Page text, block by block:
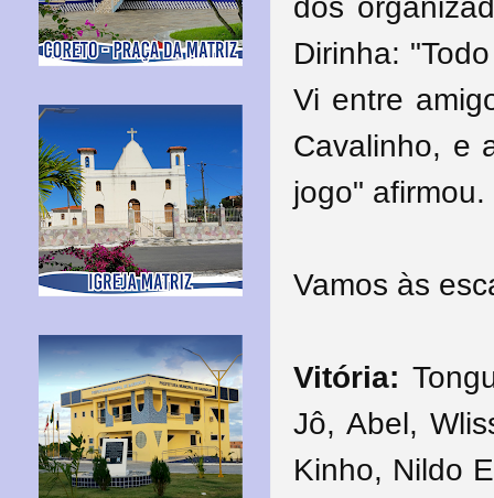
dos
Dirinha:
Vi entre
Cavalinho, e
jogo" afirmou.
Vamos às
Vitória:
Jô, Abel,
Kinho, Nildo